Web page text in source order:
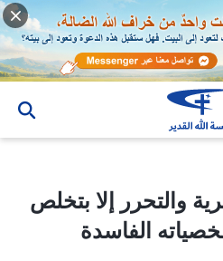
والتحرر إلا بتخلص
الفاسدة